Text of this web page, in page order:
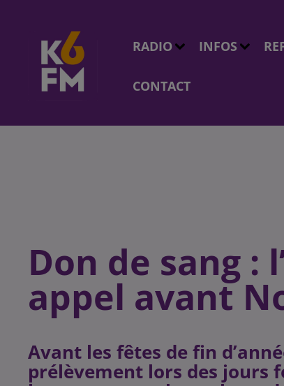
RADIO INFOS
CONTACT
Don de sang :
appel avant
Avant les fêtes de fin
prélèvement lors des jours